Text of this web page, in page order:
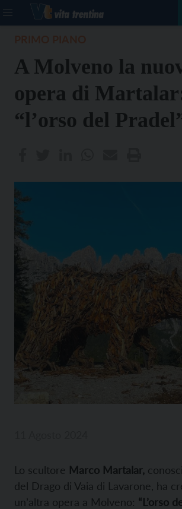
A Molveno la
opera di
“l’orso del
Lo scultore Marco Martalar,
del Drago di Vaia di Lavarone, ha
un’altra opera a Molveno: “L’orso